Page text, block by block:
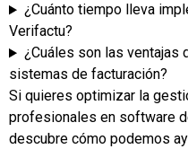
¿Cuánto tiempo lleva
Verifactu?
¿Cuáles son las ventajas
sistemas de facturación?
Si quieres optimizar la
profesionales en software
descubre cómo podemos